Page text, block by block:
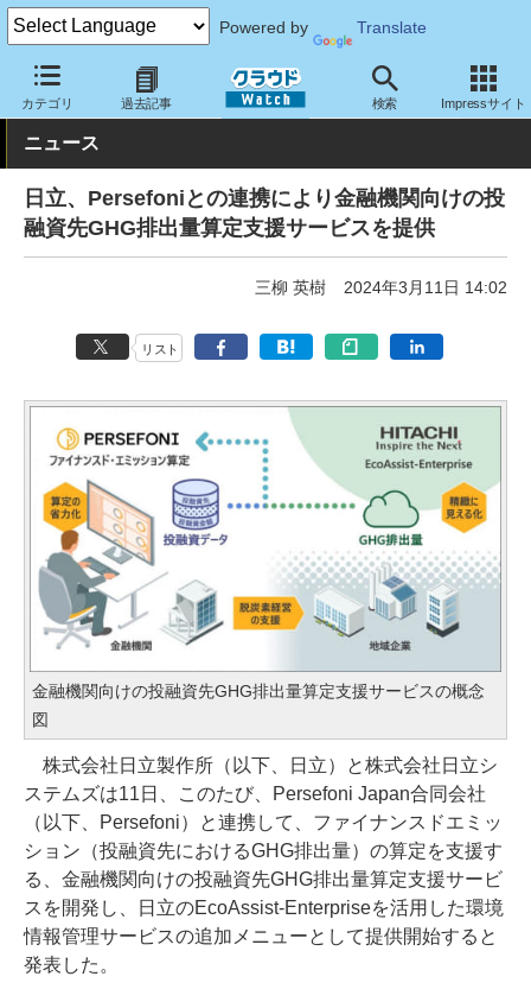
Powered by Translate
カテゴリ 過去記事 検索 Impressサイト
クラウド Watch サービス・ソフト サービス その他
ニュース
日立、Persefoniとの連携により金融機関向けの投
融資先GHG排出量算定支援サービスを提供
三柳 英樹 2024年3月11日 14:02
リスト
金融機関向けの投融資先GHG排出量算定支援サービスの概念
図
株式会社日立製作所（以下、日立）と株式会社日立シ
ステムズは11日、このたび、Persefoni Japan合同会社
（以下、Persefoni）と連携して、ファイナンスドエミッ
ション（投融資先におけるGHG排出量）の算定を支援す
る、金融機関向けの投融資先GHG排出量算定支援サービ
スを開発し、日立のEcoAssist-Enterpriseを活用した環境
情報管理サービスの追加メニューとして提供開始すると
発表した。